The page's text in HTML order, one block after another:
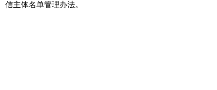
信主体名单管理办法。